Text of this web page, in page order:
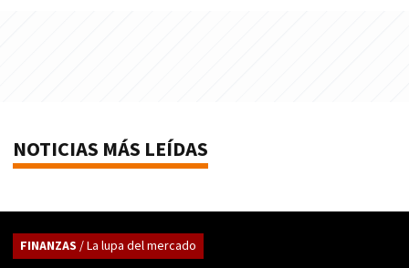
NOTICIAS MÁS LEÍDAS
FINANZAS / La lupa del mercado